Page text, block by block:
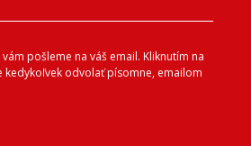
pošleme na váš email. Kliknutím na
kedykoľvek odvolať písomne, emailom